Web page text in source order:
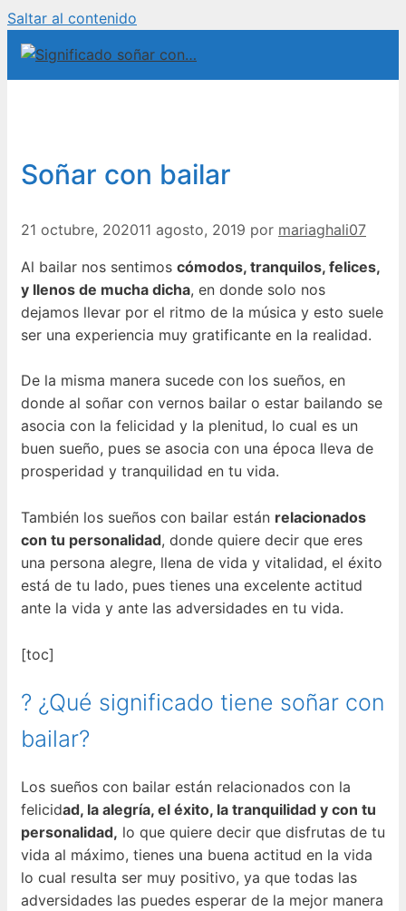
Saltar al contenido
Soñar con bailar
21 octubre, 202011 agosto, 2019 por mariaghali07
Al bailar nos sentimos cómodos, tranquilos, felices,
y llenos de mucha dicha, en donde solo nos
dejamos llevar por el ritmo de la música y esto suele
ser una experiencia muy gratificante en la realidad.
De la misma manera sucede con los sueños, en
donde al soñar con vernos bailar o estar bailando se
asocia con la felicidad y la plenitud, lo cual es un
buen sueño, pues se asocia con una época lleva de
prosperidad y tranquilidad en tu vida.
También los sueños con bailar están relacionados
con tu personalidad, donde quiere decir que eres
una persona alegre, llena de vida y vitalidad, el éxito
está de tu lado, pues tienes una excelente actitud
ante la vida y ante las adversidades en tu vida.
[toc]
? ¿Qué significado tiene soñar con
bailar?
Los sueños con bailar están relacionados con la
felicidad, la alegría, el éxito, la tranquilidad y con tu
personalidad, lo que quiere decir que disfrutas de tu
vida al máximo, tienes una buena actitud en la vida
lo cual resulta ser muy positivo, ya que todas las
adversidades las puedes esperar de la mejor manera